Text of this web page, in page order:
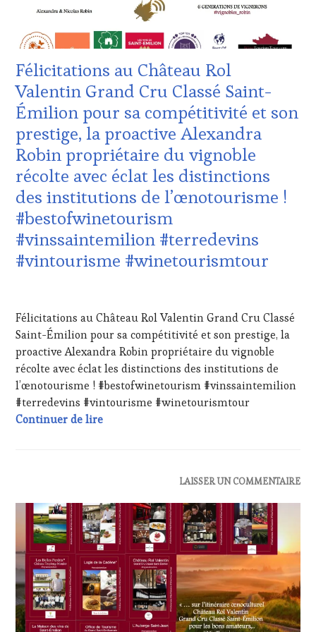
VIGNOBLES,
TASTING
WINE
TOURISM
FAME,
WINE
TOUR,
WINE
TOURISM
TOUR
MOVIE ,
WINETASTINGVOUCHER.COM
VOUCHER,
DE-
DOMAINE
VITICOLE,
ADHÉRENT,
VIN
TOURISME
EDITION
LES
CLÉS
DU
VIN
ET
DE
LA
HAUTE
GASTRONOMIE
&
DÉGUSTATIONS,
WINE
TASTING,
MÉDIAS,
PRESSE
RADIO,
TV,
PRODUCTEURS
TERROIR,
RESTAURATEUR,
CHEF,
CUISINIER,
ŒNOLOGUE,
SOMMELIER,
SALONS
INTERNATIONAUX,
Félicitations au Château Rol
Valentin Grand Cru Classé Saint-
Émilion pour sa compétitivité et son
prestige, la proactive Alexandra
Robin propriétaire du vignoble
récolte avec éclat les distinctions
des institutions de l’œnotourisme !
#bestofwinetourism
#vinssaintemilion #terredevins
#vintourisme #winetourismtour
2024
Félicitations au Château Rol Valentin Grand Cru Classé
Saint-Émilion pour sa compétitivité et son prestige, la
proactive Alexandra Robin propriétaire du vignoble
récolte avec éclat les distinctions des institutions de
l’œnotourisme ! #bestofwinetourism #vinssaintemilion
#terredevins #vintourisme #winetourismtour
Continuer de lireFélicitations au Château Rol Valentin
WINE
TASTING
VOUCHER,
DOMAINE
VITICOLE,
ADHÉRENT,
VIN
TOURISME,
LAISSER UN COMMENTAIRE